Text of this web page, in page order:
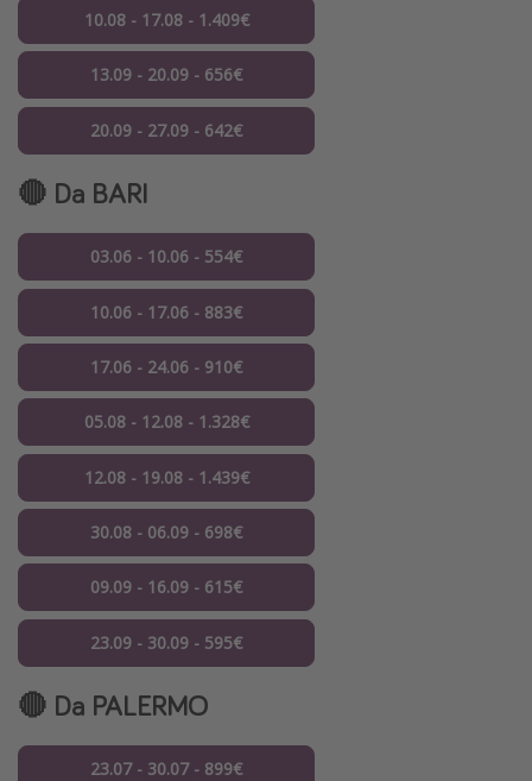
10.08 - 17.08 - 1.409€
13.09 - 20.09 - 656€
20.09 - 27.09 - 642€
🔴 Da BARI
03.06 - 10.06 - 554€
10.06 - 17.06 - 883€
17.06 - 24.06 - 910€
05.08 - 12.08 - 1.328€
12.08 - 19.08 - 1.439€
30.08 - 06.09 - 698€
09.09 - 16.09 - 615€
23.09 - 30.09 - 595€
🔴 Da PALERMO
23.07 - 30.07 - 899€